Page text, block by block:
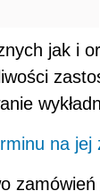
jak i
na jej